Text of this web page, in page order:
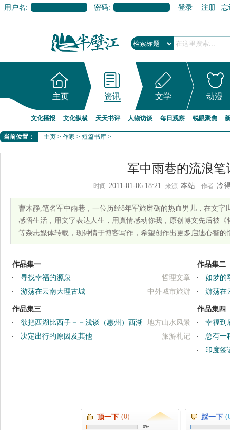
用户名: 密码: 登录 注册 忘
主页 资讯 文学 动漫
文化播报 文化纵横 天天书评 人物访谈 每日观察 锐眼聚焦
当前位置： 主页 > 作家 > 短篇书库 >
军中雨巷的流浪笔
时间: 2011-01-06 18:21 来源: 本站 作者: 冷
曹木静,笔名军中雨巷，一位历经8年军旅磨砺的热血男儿，在文字
感悟生活，用文字表达人生，用真情感动你我，原创博文先后被
等杂志媒体转载，现钟情于博客写作，希望创作出更多启迪心智的
作品集一
哲理文章
寻找幸福的源泉
中外城市旅游
游荡在云南大理古城
作品集二
如梦的
游荡在
作品集三
地方山水风景
欲把西湖比西子－－浅谈（惠州）西湖
印象
旅游札记
决定出行的原因及其他
作品集四
幸福到
总有一
印度签
顶一下 (0)
0%
踩一下